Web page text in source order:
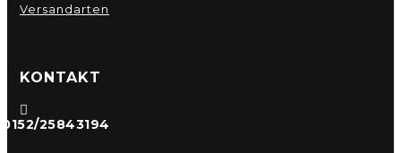
Versandarten
KONTAKT

0152/25843194